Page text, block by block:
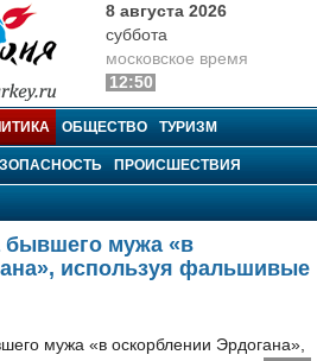
8 августа 2026
суббота
московское время
12:50
ОБЩЕСТВО ТУРИЗМ
ПРОИСШЕСТВИЯ
мужа «в
используя фальшивые